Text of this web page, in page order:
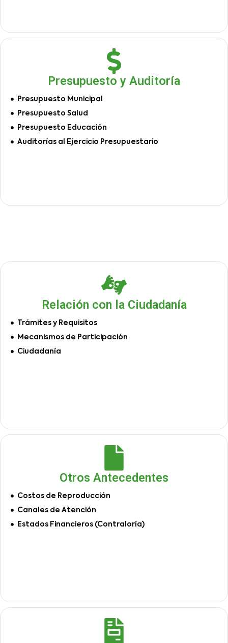
Presupuesto y Auditoría
Presupuesto Municipal
Presupuesto Salud
Presupuesto Educación
Auditorías al Ejercicio Presupuestario
Relación con la Ciudadanía
Trámites y Requisitos
Mecanismos de Participación
Ciudadanía
Otros Antecedentes
Costos de Reproducción
Canales de Atención
Estados Financieros (Contraloría)